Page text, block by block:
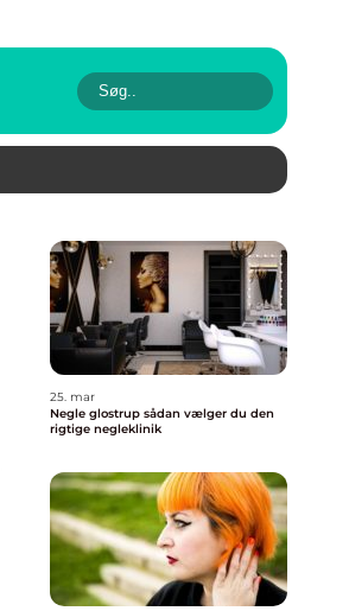
25. mar
Negle glostrup sådan vælger du den
rigtige negleklinik